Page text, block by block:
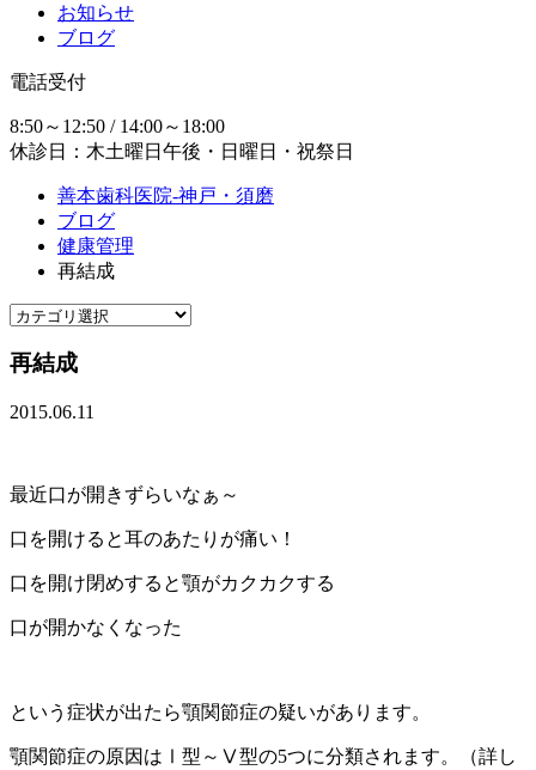
お知らせ
ブログ
電話受付
8:50～12:50 / 14:00～18:00
休診日：木土曜日午後・日曜日・祝祭日
善本歯科医院-神戸・須磨
ブログ
健康管理
再結成
再結成
2015.06.11
最近口が開きずらいなぁ～
口を開けると耳のあたりが痛い！
口を開け閉めすると顎がカクカクする
口が開かなくなった
という症状が出たら顎関節症の疑いがあります。
顎関節症の原因はⅠ型～Ⅴ型の5つに分類されます。（詳し